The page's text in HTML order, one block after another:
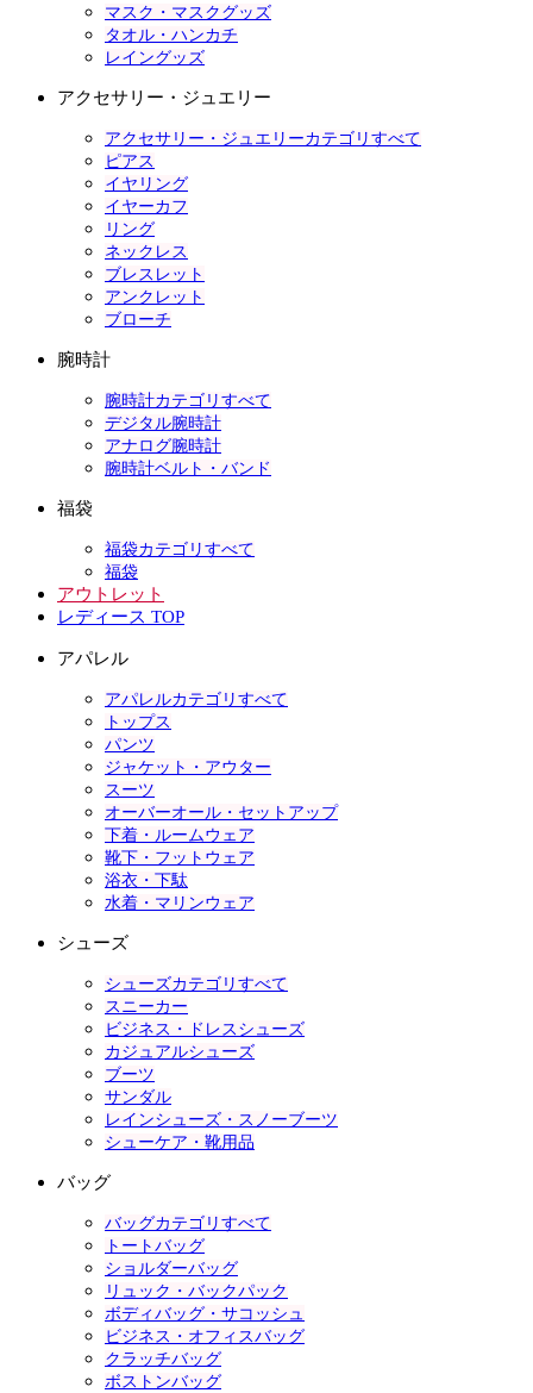
マスク・マスクグッズ
タオル・ハンカチ
レイングッズ
アクセサリー・ジュエリー
アクセサリー・ジュエリーカテゴリすべて
ピアス
イヤリング
イヤーカフ
リング
ネックレス
ブレスレット
アンクレット
ブローチ
腕時計
腕時計カテゴリすべて
デジタル腕時計
アナログ腕時計
腕時計ベルト・バンド
福袋
福袋カテゴリすべて
福袋
アウトレット
レディース TOP
アパレル
アパレルカテゴリすべて
トップス
パンツ
ジャケット・アウター
スーツ
オーバーオール・セットアップ
下着・ルームウェア
靴下・フットウェア
浴衣・下駄
水着・マリンウェア
シューズ
シューズカテゴリすべて
スニーカー
ビジネス・ドレスシューズ
カジュアルシューズ
ブーツ
サンダル
レインシューズ・スノーブーツ
シューケア・靴用品
バッグ
バッグカテゴリすべて
トートバッグ
ショルダーバッグ
リュック・バックパック
ボディバッグ・サコッシュ
ビジネス・オフィスバッグ
クラッチバッグ
ボストンバッグ